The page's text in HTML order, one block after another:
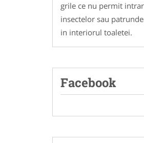
grile ce nu permit
insectelor sau
in interiorul toaletei.
Facebook